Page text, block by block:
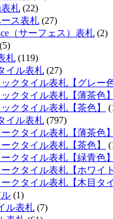
札 (22)
ス表札 (27)
（サーフェス）表札 (2)
(5)
札 (119)
イル表札 (27)
クタイル表札【グレー色
クタイル表札【薄茶色】
クタイル表札【茶色】
イル表札 (797)
クタイル表札【薄茶色】
クタイル表札【茶色】
クタイル表札【緑青色】
クタイル表札【ホワイト
クタイル表札【木目タイ
ル (1)
ル表札 (7)